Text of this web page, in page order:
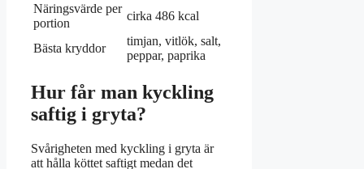
Näringsvärde per
portion
cirka 486 kcal
Bästa kryddor
timjan, vitlök, salt,
peppar, paprika
Hur får man kyckling
saftig i gryta?
Svårigheten med kyckling i gryta är
att hålla köttet saftigt medan det